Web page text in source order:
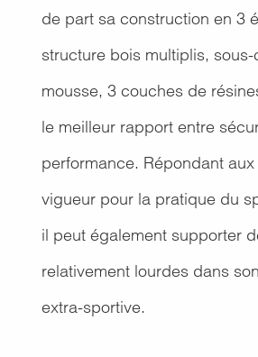
de part sa construction en 3
structure bois multiplis,
mousse, 3 couches de
le meilleur rapport entre
performance. Répondant
vigueur pour la pratique du
il peut également supporter
relativement lourdes dans
extra-sportive.